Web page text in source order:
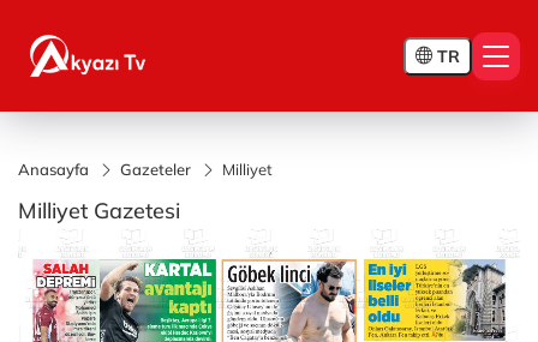
TR
Anasayfa Gazeteler Milliyet
Milliyet Gazetesi